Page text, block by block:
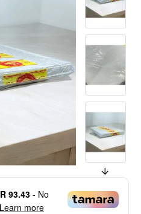
93.43- No
Learn more